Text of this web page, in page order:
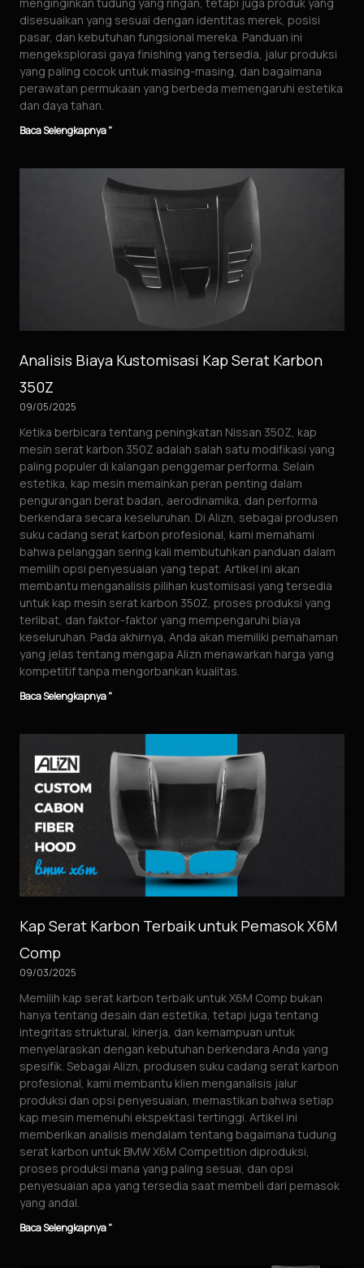
disesuaikan yang sesuai dengan identitas merek, posisi
pasar, dan kebutuhan fungsional mereka. Panduan ini
mengeksplorasi gaya finishing yang tersedia, jalur produksi
yang paling cocok untuk masing-masing, dan bagaimana
perawatan permukaan yang berbeda memengaruhi estetika
dan daya tahan.
Baca Selengkapnya "
Analisis Biaya Kustomisasi Kap Serat Karbon
350Z
09/05/2025
Ketika berbicara tentang peningkatan Nissan 350Z, kap
mesin serat karbon 350Z adalah salah satu modifikasi yang
paling populer di kalangan penggemar performa. Selain
estetika, kap mesin memainkan peran penting dalam
pengurangan berat badan, aerodinamika, dan performa
berkendara secara keseluruhan. Di Alizn, sebagai produsen
suku cadang serat karbon profesional, kami memahami
bahwa pelanggan sering kali membutuhkan panduan dalam
memilih opsi penyesuaian yang tepat. Artikel ini akan
membantu menganalisis pilihan kustomisasi yang tersedia
untuk kap mesin serat karbon 350Z, proses produksi yang
terlibat, dan faktor-faktor yang mempengaruhi biaya
keseluruhan. Pada akhirnya, Anda akan memiliki pemahaman
yang jelas tentang mengapa Alizn menawarkan harga yang
kompetitif tanpa mengorbankan kualitas.
Baca Selengkapnya "
Kap Serat Karbon Terbaik untuk Pemasok X6M
Comp
09/03/2025
Memilih kap serat karbon terbaik untuk X6M Comp bukan
hanya tentang desain dan estetika, tetapi juga tentang
integritas struktural, kinerja, dan kemampuan untuk
menyelaraskan dengan kebutuhan berkendara Anda yang
spesifik. Sebagai Alizn, produsen suku cadang serat karbon
profesional, kami membantu klien menganalisis jalur
produksi dan opsi penyesuaian, memastikan bahwa setiap
kap mesin memenuhi ekspektasi tertinggi. Artikel ini
memberikan analisis mendalam tentang bagaimana tudung
serat karbon untuk BMW X6M Competition diproduksi,
proses produksi mana yang paling sesuai, dan opsi
penyesuaian apa yang tersedia saat membeli dari pemasok
yang andal.
Baca Selengkapnya "